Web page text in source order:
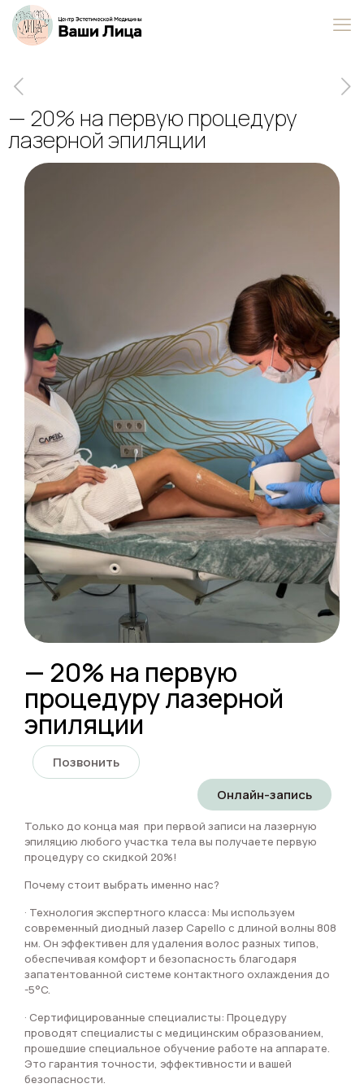
— 20% на первую процедуру
лазерной эпиляции
— 20% на первую
процедуру лазерной
эпиляции
Позвонить
Онлайн-запись
Только до конца мая при первой записи на лазерную
эпиляцию любого участка тела вы получаете первую
процедуру со скидкой 20%!
Почему стоит выбрать именно нас?
· Технология экспертного класса: Мы используем
современный диодный лазер Capello с длиной волны 808
нм. Он эффективен для удаления волос разных типов,
обеспечивая комфорт и безопасность благодаря
запатентованной системе контактного охлаждения до
-5°C.
· Сертифицированные специалисты: Процедуру
проводят специалисты с медицинским образованием,
прошедшие специальное обучение работе на аппарате.
Это гарантия точности, эффективности и вашей
безопасности.